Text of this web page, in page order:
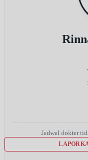
Jadwal dokter